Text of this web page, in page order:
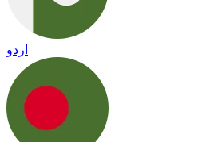
اردو